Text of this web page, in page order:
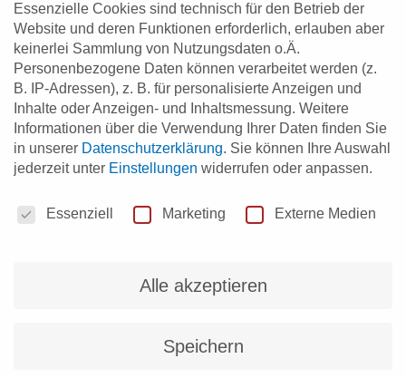
unserer Einstiegworkshops Design
Thinking an!
Mit meiner Anmeldung bestätige ich, dass ich die
Veranstaltung für meine gewerbliche oder selbständige
berufliche Tätigkeit nutze.
Klicken Sie auf den unteren Button, um den Inhalt von
Essenzielle Cookies sind technisch für den Betrieb der
Website und deren Funktionen erforderlich, erlauben aber
keinerlei Sammlung von Nutzungsdaten o.Ä.
Personenbezogene Daten können verarbeitet werden (z.
B. IP-Adressen), z. B. für personalisierte Anzeigen und
Inhalte oder Anzeigen- und Inhaltsmessung. Weitere
Informationen über die Verwendung Ihrer Daten finden Sie
in unserer Datenschutzerklärung. Sie können Ihre Auswahl
jederzeit unter Einstellungen widerrufen oder anpassen.
Essenziell
Marketing Externe Medien
Alle akzeptieren
Speichern